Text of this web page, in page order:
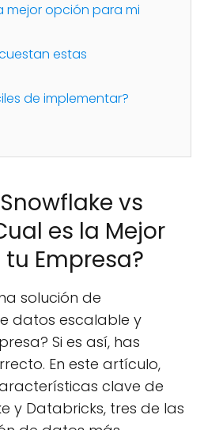
mejor opción para mi
estas
de implementar?
vs
es la Mejor
Empresa?
solución de
datos escalable y
Si es así, has
En este artículo,
clave de
y Databricks, tres de las